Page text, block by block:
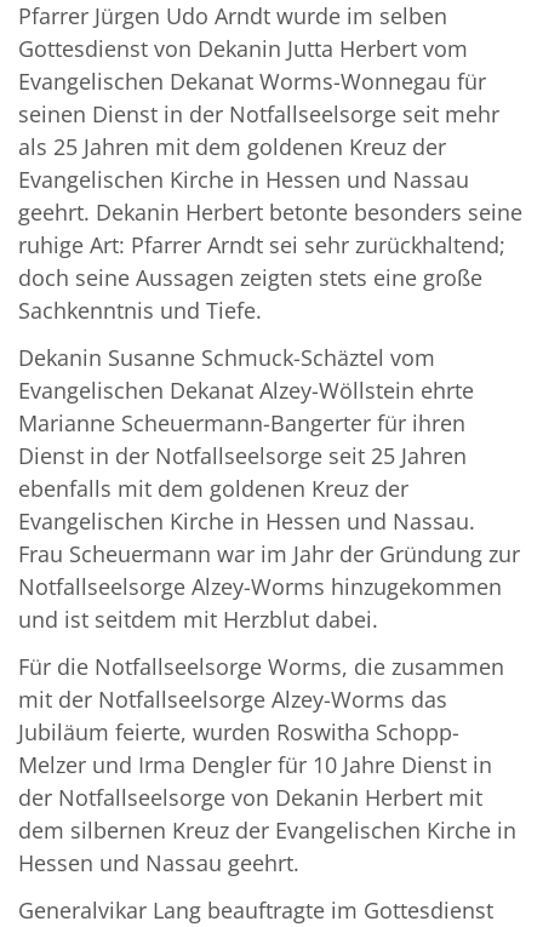
Pfarrer Jürgen Udo Arndt wurde im selben
Gottesdienst von Dekanin Jutta Herbert vom
Evangelischen Dekanat Worms-Wonnegau für
seinen Dienst in der Notfallseelsorge seit mehr
als 25 Jahren mit dem goldenen Kreuz der
Evangelischen Kirche in Hessen und Nassau
geehrt. Dekanin Herbert betonte besonders seine
ruhige Art: Pfarrer Arndt sei sehr zurückhaltend;
doch seine Aussagen zeigten stets eine große
Sachkenntnis und Tiefe.
Dekanin Susanne Schmuck-Schäztel vom
Evangelischen Dekanat Alzey-Wöllstein ehrte
Marianne Scheuermann-Bangerter für ihren
Dienst in der Notfallseelsorge seit 25 Jahren
ebenfalls mit dem goldenen Kreuz der
Evangelischen Kirche in Hessen und Nassau.
Frau Scheuermann war im Jahr der Gründung zur
Notfallseelsorge Alzey-Worms hinzugekommen
und ist seitdem mit Herzblut dabei.
Für die Notfallseelsorge Worms, die zusammen
mit der Notfallseelsorge Alzey-Worms das
Jubiläum feierte, wurden Roswitha Schopp-
Melzer und Irma Dengler für 10 Jahre Dienst in
der Notfallseelsorge von Dekanin Herbert mit
dem silbernen Kreuz der Evangelischen Kirche in
Hessen und Nassau geehrt.
Generalvikar Lang beauftragte im Gottesdienst